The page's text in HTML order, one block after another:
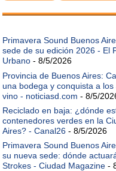
Primavera Sound Buenos
sede de su edición 2026 - El
Urbano - 8/5/2026
Provincia de Buenos Aires:
una bodega y conquista a
vino - noticiasd.com - 8/5/
Reciclado en baja: ¿dónde
contenedores verdes en la
Aires? - Canal26 - 8/5/2026
Primavera Sound Buenos
su nueva sede: dónde
Strokes - Ciudad Magazine -